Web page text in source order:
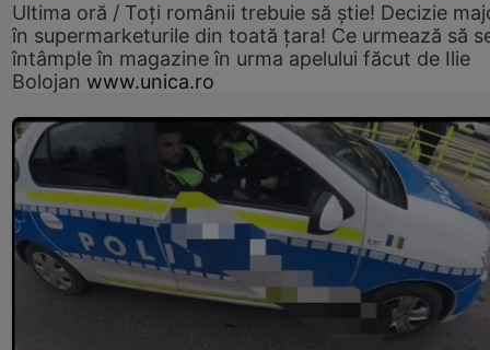
Ultima oră / Toți românii trebuie să știe! Decizie
în supermarketurile din toată țara! Ce urmează să
întâmple în magazine în urma apelului făcut de Ilie
Bolojan www.unica.ro